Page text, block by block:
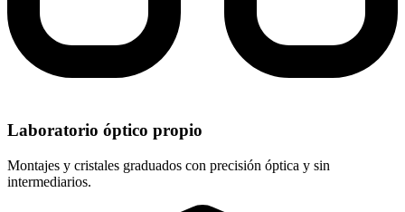
Laboratorio óptico propio
Montajes y cristales graduados con precisión óptica y sin
intermediarios.